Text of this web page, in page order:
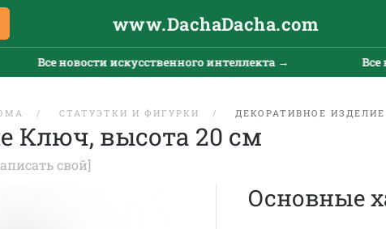
www.DachaDacha.com
Все новости искусственного интеллекта → Все
СТАТУЭТКИ И ФИГУРКИ ДЕКОРАТИВНОЕ
Ключ, высота 20 см
свой]
Основные